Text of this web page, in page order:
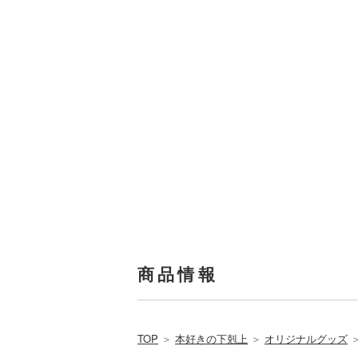
商品情報
TOP ＞ 本好きの下剋上 ＞ オリジナルグッズ ＞